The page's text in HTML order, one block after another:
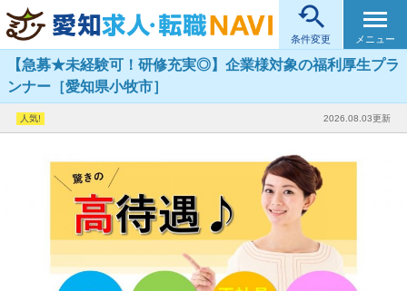

条件変更 メニュー
【急募★未経験可！研修充実◎】企業様対象の福利厚生プラ
ンナー［愛知県小牧市］
2026.08.03更新